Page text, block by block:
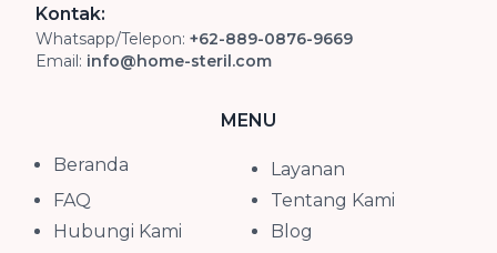
Kontak:
Whatsapp/Telepon: +62-889-0876-9669
Email: info@home-steril.com
MENU
Beranda
Layanan
FAQ
Tentang Kami
Hubungi Kami
Blog